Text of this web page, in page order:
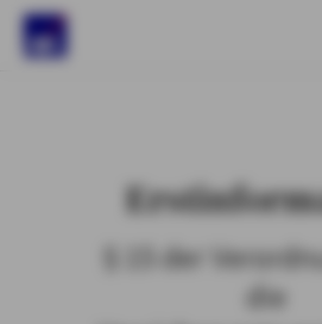
§ 15 der
die